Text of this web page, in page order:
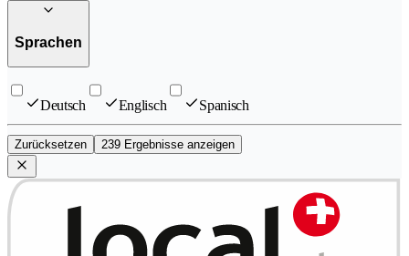
Sprachen
Deutsch Englisch Spanisch
Zurücksetzen 239 Ergebnisse anzeigen